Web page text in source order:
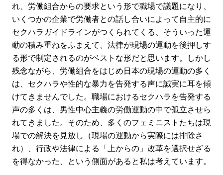
れ、労働組合からの要求という形で職場で議題になり、
いくつかの企業で労働者との話し合いによって自主的に
セクハラガイドラインがつくられてくる、そういった運
動の積み重ねをふまえて、法律が現場の運動を後押しす
る形で制定されるのがベストな形だと思います。しかし
残念ながら、労働組合をはじめ日本の現場の運動の多く
は、セクハラや性的な暴力を告発する声に誠実に耳を傾
けてきませんでした。職場におけるセクハラを告発する
声の多くは、男性中心主義の労働運動の中で孤立させら
れてきました。そのため、多くのフェミニストたちは現
場での解決を見放し（現場の運動から実際には排除さ
れ）、行政や法律による「上からの」改革を選択せざる
を得なかった、という側面があると私は考えています。